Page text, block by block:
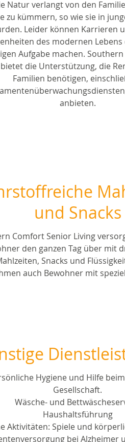
Natur verlangt von den
zu kümmern, so wie sie in
Leider können Karrieren
des modernen
Aufgabe machen.
die Unterstützung, die
Familien benötigen,
anbieten.
und Snacks
Comfort Senior Living
den ganzen Tag über mit
Snacks und
auch Bewohner mit
Hygiene und Hilfe
Gesellschaft.
Wäsche- und
Haushaltsführung
Aktivitäten: Spiele und
bei Alzheimer